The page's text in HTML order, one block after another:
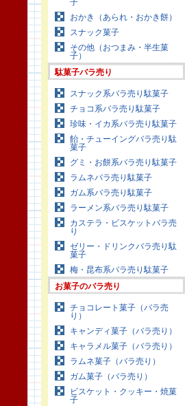
子
おかき（あられ・おかき餅）
スナック菓子
その他（おつまみ・半生菓
子）
駄菓子バラ売り
スナック系バラ売り駄菓子
チョコ系バラ売り駄菓子
珍味・イカ系バラ売り駄菓子
飴・チューイングバラ売り駄
菓子
グミ・お餅系バラ売り駄菓子
ラムネバラ売り駄菓子
ガム系バラ売り駄菓子
ラーメン系バラ売り駄菓子
カステラ・ビスケットバラ売
り
ゼリー・ドリンクバラ売り駄
菓子
梅・昆布系バラ売り駄菓子
お菓子のバラ売り
チョコレート菓子（バラ売
り）
キャンディ菓子（バラ売り）
キャラメル菓子（バラ売り）
ラムネ菓子（バラ売り）
ガム菓子（バラ売り）
ビスケット・クッキー・焼菓
子